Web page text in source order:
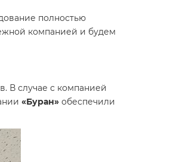
полностью
компанией и будем
В случае с компанией
«Буран» обеспечили